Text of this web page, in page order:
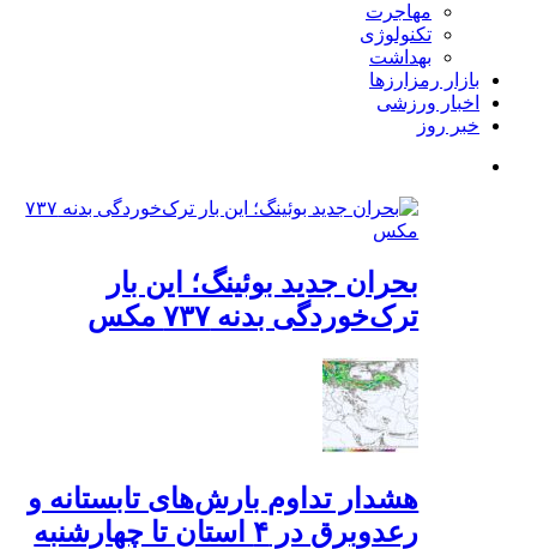
مهاجرت
تکنولوژی
بهداشت
بازار رمزارزها
اخبار ورزشی
خبر روز
بحران جدید بوئینگ؛ این بار
ترک‌خوردگی بدنه ۷۳۷ مکس
هشدار تداوم بارش‌های تابستانه و
رعدوبرق در ۴ استان تا چهارشنبه